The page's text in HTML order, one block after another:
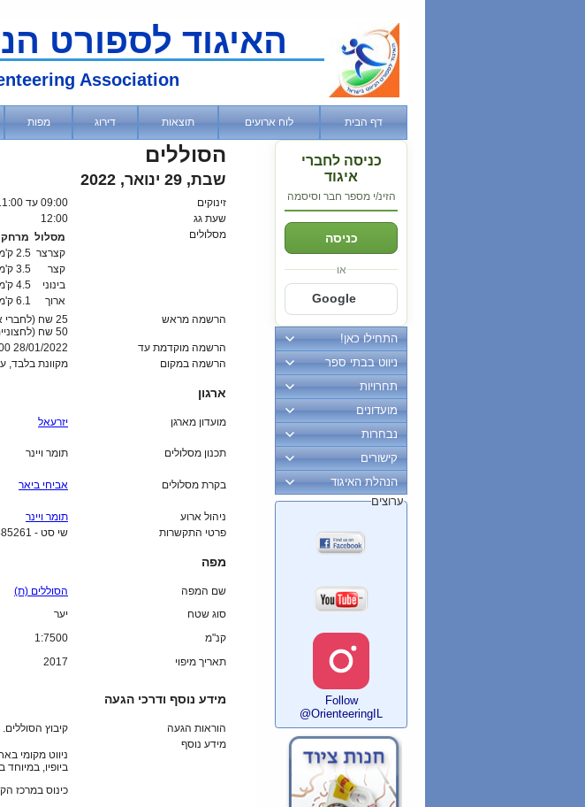
האיגוד לספורט
Association
דף הבית לוח ארועים תוצאות דירוג מפות
הסוללים
שבת, 29 ינואר, 2022
זינוקים 09:00 עד 11:00
שעת גג
12:00
מסלולים
מסלול מרחק
קצרצר 2.5 ק'מ
קצר
3.5 ק'מ
בינוני
4.5 ק'מ
ארוך
6.1 ק'מ
הרשמה מראש
25 שח (לחברי איגוד)
50 שח
הרשמה מוקדמת עד
28/01/2022 18:00
הרשמה במקום
מקוונת בלבד, על
ארגון
מועדון מארגן יזרעאל
תכנון מסלולים תומר ויינר
בקרת מסלולים אביחי ביאר
ניהול ארוע
תומר ויינר
פרטי התקשרות
שי סט - 054-7885261
מפה
שם המפה
הסוללים (ת)
סוג שטח
יער
קנ"מ
1:7500
תאריך מיפוי
2017
מידע נוסף ודרכי הגעה
הוראות הגעה
קיבוץ
מידע נוסף
ניווט מקומי
ביופיו, במיוחד
כינוס במרכז
כניסה לחברי
איגוד
הזינ/י מספר חבר וסיסמה
כניסה
או
Google
התחילו כאן!
ניווט בבתי ספר
תחרויות
מועדונים
נבחרות
קישורים
הנהלת האיגוד
ערוצים
Follow
@OrienteeringIL